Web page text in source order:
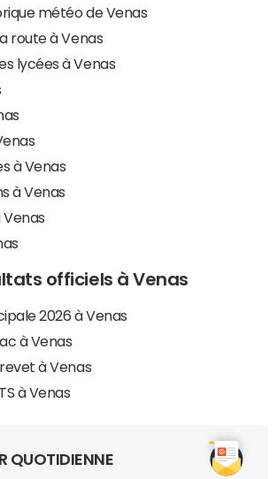
météo de Venas
route à Venas
lycées à Venas
à Venas
à Venas
Venas
officiels à Venas
2026 à Venas
à Venas
à Venas
à Venas
QUOTIDIENNE